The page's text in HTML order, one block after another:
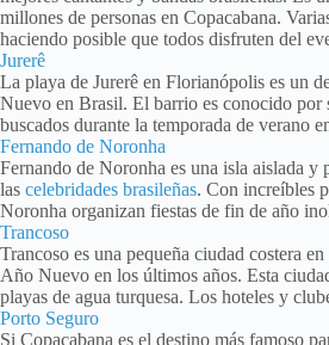
millones de personas en Copacabana.
haciendo posible que todos disfruten del
Jurerê
La playa de Jurerê en Florianópolis es un
Nuevo en Brasil. El barrio es conocido
buscados durante la temporada de verano
Fernando de Noronha
Fernando de Noronha es una isla aislada y
las celebridades brasileñas. Con increíbles
Noronha organizan fiestas de fin de año
Trancoso
Trancoso es una pequeña ciudad costera
Año Nuevo en los últimos años. Esta
playas de agua turquesa. Los hoteles y
Porto Seguro
Si Copacabana es el destino más famoso